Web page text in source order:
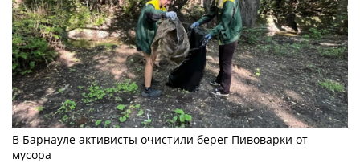
В Барнауле активисты очистили берег Пивоварки от
мусора